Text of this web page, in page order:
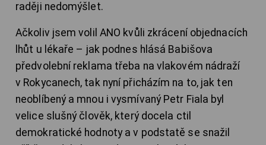
raději nedomýšlet.
Ačkoliv jsem volil ANO kvůli zkrácení objednacích
lhůt u lékaře – jak podnes hlásá Babišova
předvolební reklama třeba na vlakovém nádraží
v Rokycanech, tak nyní přicházím na to, jak ten
neoblíbený a mnou i vysmívaný Petr Fiala byl
velice slušný člověk, který docela ctil
demokratické hodnoty a v podstatě se snažil